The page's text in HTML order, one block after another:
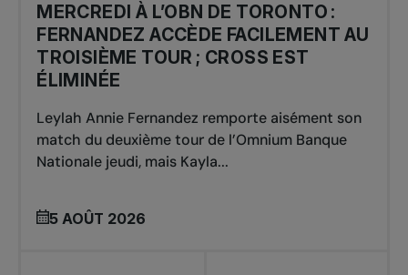
MERCREDI À L’OBN DE TORONTO :
FERNANDEZ ACCÈDE FACILEMENT AU
TROISIÈME TOUR ; CROSS EST
ÉLIMINÉE
Leylah Annie Fernandez remporte aisément son
match du deuxième tour de l’Omnium Banque
Nationale jeudi, mais Kayla...
5 AOÛT 2026